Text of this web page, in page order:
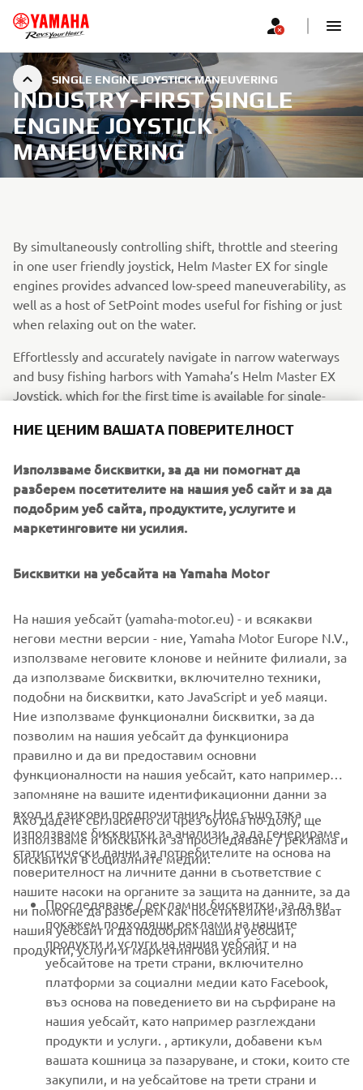
SINGLE ENGINE JOYSTICK MANEUVERING
INDUSTRY-FIRST SINGLE
ENGINE JOYSTICK
MANEUVERING
By simultaneously controlling shift, throttle and steering
in one user friendly joystick, Helm Master EX for single
engines provides advanced low-speed maneuverability, as
well as a host of SetPoint modes useful for fishing or just
when relaxing out on the water.
Effortlessly and accurately navigate in narrow waterways
and busy fishing harbors with Yamaha’s Helm Master EX
Joystick, which for the first time is available for single-
and-reverse: instead, let the new Helm Master EX system
operate the engine movement itself while you gently
guide the joystick.
Additionally, there’s no need to look around to see the
will automatically move back to the central position.
The new software updates provide smoother and more
precise shifting, ensuring your experience is comfortable,
relaxing and enjoyable.
CORPORATE
FOR BUSINESS
MORE YAMAHA
SUPPORT
НОВИНАРСКИ БЮЛЕТИН
Бъдете първите, които ще научат за най-новите оферти,
специални събития, нови модели и много други
НИЕ ЦЕНИМ ВАШАТА ПОВЕРИТЕЛНОСТ
Използваме бисквитки, за да ни помогнат да
разберем посетителите на нашия уеб сайт и за да
подобрим уеб сайта, продуктите, услугите и
маркетинговите ни усилия.
Бисквитки на уебсайта на Yamaha Motor
На нашия уебсайт (yamaha-motor.eu) - и всякакви
негови местни версии - ние, Yamaha Motor Europe N.V.,
използваме неговите клонове и нейните филиали, за
да използваме бисквитки, включително техники,
подобни на бисквитки, като JavaScript и уеб маяци.
Ние използваме функционални бисквитки, за да
позволим на нашия уебсайт да функционира
правилно и да ви предоставим основни
функционалности на нашия уебсайт, като например
запомняне на вашите идентификационни данни за
вход и езикови предпочитания. Ние също така
използваме бисквитки за анализи, за да генерираме
статистически данни за потребителите на основа на
поверителност на личните данни в съответствие с
нашите насоки на органите за защита на данните, за да
ни помогне да разберем как посетителите използват
нашия уебсайт и да подобрим нашия уебсайт,
продукти, услуги и маркетингови усилия.
Ако дадете съгласието си чрез бутона по-долу, ще
използваме и бисквитки за проследяване / реклама и
бисквитки в социалните медии:
Проследяване / рекламни бисквитки, за да ви
покажем подходящи реклами на нашите
продукти и услуги на нашия уебсайт и на
уебсайтове на трети страни, включително
платформи за социални медии като Facebook,
въз основа на поведението ви на сърфиране на
нашия уебсайт, като например разглеждани
продукти и услуги. , артикули, добавени към
вашата кошница за пазаруване, и стоки, които сте
закупили, и на уебсайтове на трети страни и